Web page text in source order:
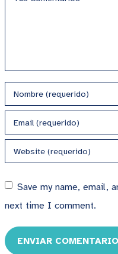
Save my name, email,
next time I comment.
ENVIAR COMENTARIO